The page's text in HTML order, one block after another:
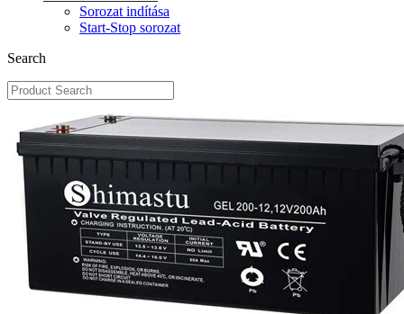
Sorozat indítása
Start-Stop sorozat
Search